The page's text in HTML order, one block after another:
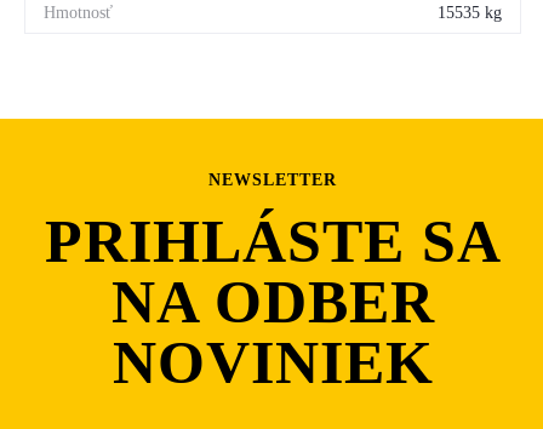
15535 kg
NEWSLETTER
PRIHLÁSTE SA
NA ODBER
NOVINIEK